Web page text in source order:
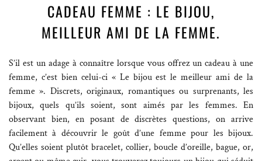
CADEAU FEMME : LE BIJOU,
MEILLEUR AMI DE LA FEMME.
S’il est un adage à connaître lorsque vous offrez un cadeau à une
femme, c’est bien celui-ci « Le bijou est le meilleur ami de la
femme ». Discrets, originaux, romantiques ou surprenants, les
bijoux, quels qu’ils soient, sont aimés par les femmes. En
observant bien, en posant de discrètes questions, on arrive
facilement à découvrir le goût d’une femme pour les bijoux.
Qu’elles soient plutôt bracelet, collier, boucle d’oreille, bague, or,